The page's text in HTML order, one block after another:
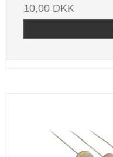
10,00 DKK